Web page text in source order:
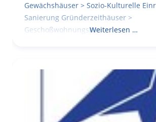
Gewächshäuser > Sozio-Kulturelle
Sanierung Gründerzeithäuser >
GeschoßwohnungsbauWeiterlesen …